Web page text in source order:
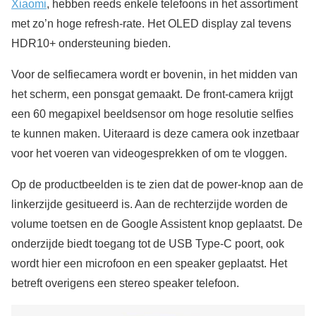
Xiaomi, hebben reeds enkele telefoons in het assortiment
met zo’n hoge refresh-rate. Het OLED display zal tevens
HDR10+ ondersteuning bieden.
Voor de selfiecamera wordt er bovenin, in het midden van
het scherm, een ponsgat gemaakt. De front-camera krijgt
een 60 megapixel beeldsensor om hoge resolutie selfies
te kunnen maken. Uiteraard is deze camera ook inzetbaar
voor het voeren van videogesprekken of om te vloggen.
Op de productbeelden is te zien dat de power-knop aan de
linkerzijde gesitueerd is. Aan de rechterzijde worden de
volume toetsen en de Google Assistent knop geplaatst. De
onderzijde biedt toegang tot de USB Type-C poort, ook
wordt hier een microfoon en een speaker geplaatst. Het
betreft overigens een stereo speaker telefoon.